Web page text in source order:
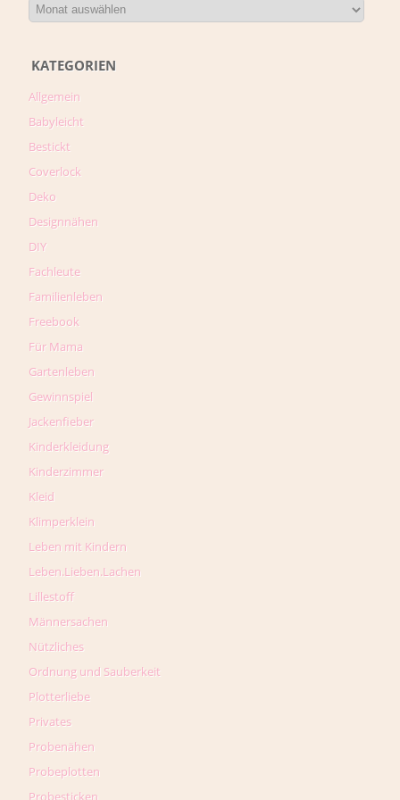
KATEGORIEN
Allgemein
Babyleicht
Bestickt
Coverlock
Deko
Designnähen
DIY
Fachleute
Familienleben
Freebook
Für Mama
Gartenleben
Gewinnspiel
Jackenfieber
Kinderkleidung
Kinderzimmer
Kleid
Klimperklein
Leben mit Kindern
Leben.Lieben.Lachen
Lillestoff
Männersachen
Nützliches
Ordnung und Sauberkeit
Plotterliebe
Privates
Probenähen
Probeplotten
Probesticken